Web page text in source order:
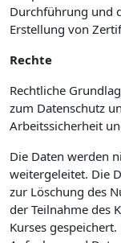
Durchführung und
Erstellung von
Rechte
Rechtliche
zum Datenschutz
Arbeitssicherheit
Die Daten werden
weitergeleitet. Die
zur Löschung des
der Teilnahme des
Kurses